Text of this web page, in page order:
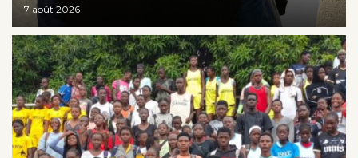
7 août 2026